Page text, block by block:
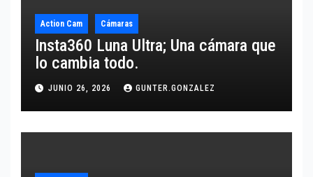
Action Cam Cámaras
Insta360 Luna Ultra; Una cámara que
lo cambia todo.
JUNIO 26, 2026 GUNTER.GONZALEZ